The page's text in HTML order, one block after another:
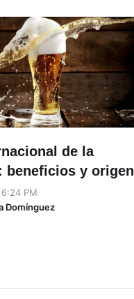
de la
beneficios y origen
PM
Domínguez